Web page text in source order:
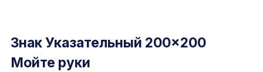
Знак Указательный 200×200
Мойте руки